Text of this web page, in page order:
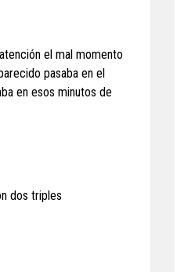
el mal momento
pasaba en el
en esos minutos de
dos triples